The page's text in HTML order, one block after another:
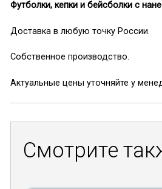
Футболки, кепки и бейсболки с
Доставка в любую точку России.
Собственное производство.
Актуальные цены уточняйте у
Смотрите